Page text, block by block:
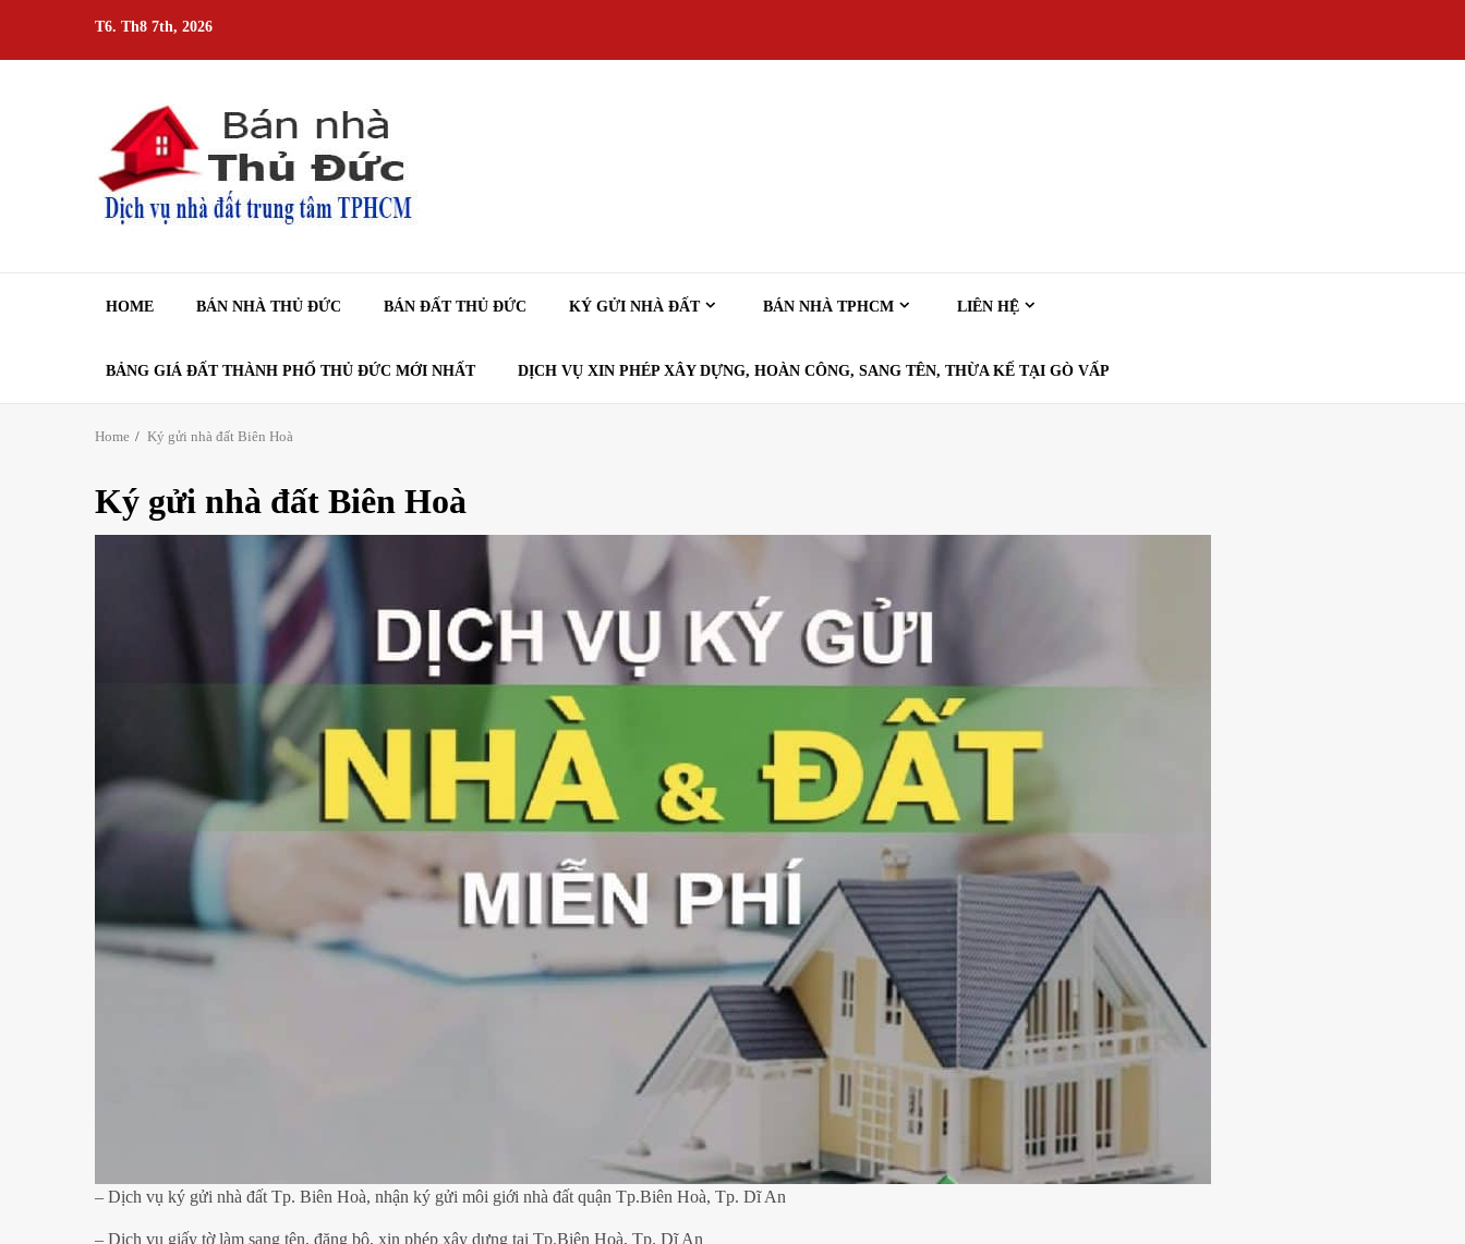
content
T6. Th8 7th, 2026
HOME BÁN NHÀ THỦ ĐỨC BÁN ĐẤT THỦ ĐỨC KÝ GỬI NHÀ ĐẤT BÁN NHÀ TPHCM LIÊN HỆ
BẢNG GIÁ ĐẤT THÀNH PHỐ THỦ ĐỨC MỚI NHẤT DỊCH VỤ XIN PHÉP XÂY DỰNG, HOÀN CÔNG, SANG TÊN, THỪA KẾ TẠI GÒ VẤP
Home Ký gửi nhà đất Biên Hoà
Ký gửi nhà đất Biên Hoà
– Dịch vụ ký gửi nhà đất Tp. Biên Hoà, nhận ký gửi môi giới nhà đất quận Tp.Biên Hoà, Tp. Dĩ An
– Dịch vụ giấy tờ làm sang tên, đăng bộ, xin phép xây dựng tại Tp.Biên Hoà, Tp. Dĩ An